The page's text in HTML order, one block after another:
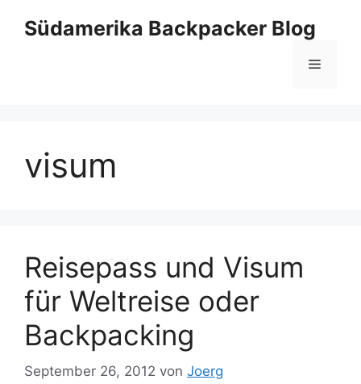
InhaltSüdamerika Backpacker Blog
Menü
visum
Reisepass und Visum
für Weltreise oder
Backpacking
September 26, 2012 von Joerg